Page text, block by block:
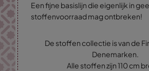
Een fijne basislijn die eigenlijk in
stoffenvoorraad mag ontbreken!
De stoffen collectie is van de
Denemarken.
Alle stoffen zijn 110 cm